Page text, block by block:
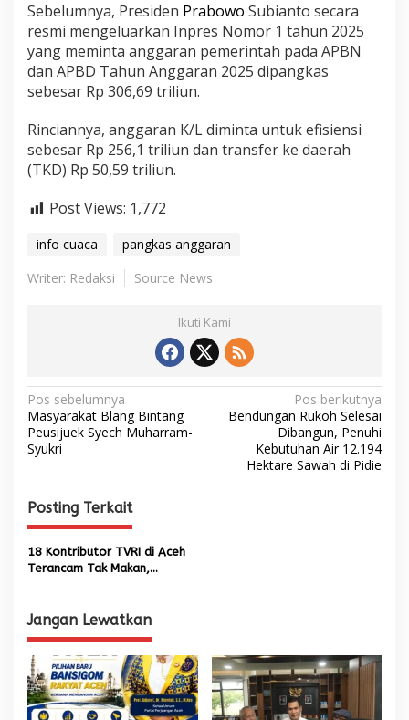
Sebelumnya, Presiden Prabowo Subianto secara
resmi mengeluarkan Inpres Nomor 1 tahun 2025
yang meminta anggaran pemerintah pada APBN
dan APBD Tahun Anggaran 2025 dipangkas
sebesar Rp 306,69 triliun.
Rinciannya, anggaran K/L diminta untuk efisiensi
sebesar Rp 256,1 triliun dan transfer ke daerah
(TKD) Rp 50,59 triliun.
Post Views: 1,772
info cuaca
pangkas anggaran
Writer: Redaksi
Source News
Ikuti Kami
N
a
v
g
a
s
p
o
s
Pos sebelumnya
Masyarakat Blang Bintang
Peusijuek Syech Muharram-
Syukri
Pos berikutnya
Bendungan Rukoh Selesai
Dibangun, Penuhi
Kebutuhan Air 12.194
Hektare Sawah di Pidie
Posting Terkait
18 Kontributor TVRI di Aceh
Terancam Tak Makan,
Jangan Lewatkan